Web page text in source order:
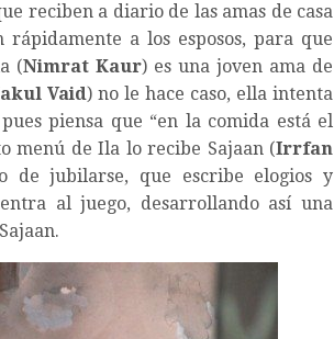
reciben a diario de las amas de casa
a los esposos, para que
(Nimrat Kaur) es una joven ama de
Vaid) no le hace caso, ella intenta
piensa que “en la comida está el
menú de Ila lo recibe Sajaan (Irrfan
de jubilarse, que escribe elogios y
al juego, desarrollando así una